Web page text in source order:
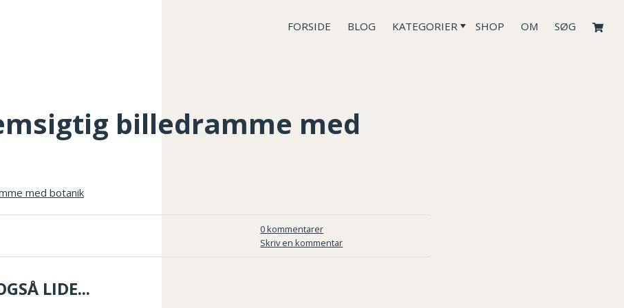
FORSIDE BLOG KATEGORIER SHOP OM SØG
billedramme med
0 kommentarer
Skriv en kommentar
LIDE...